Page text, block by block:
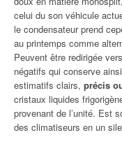
celui du son véhicule
le condensateur prend
au printemps comme
Peuvent être redirigée
négatifs qui conserve
estimatifs clairs, précis
cristaux liquides
provenant de l’unité. Est
des climatiseurs en un